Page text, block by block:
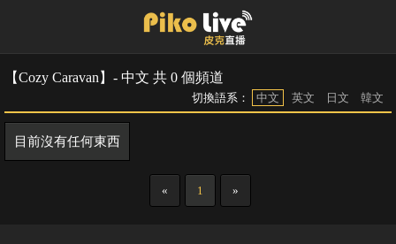
【Cozy Caravan】- 中文 共 0 個頻道
切換語系： 中文 英文 日文 韓文
目前沒有任何東西
« 1 »